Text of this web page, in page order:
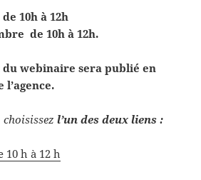
10h à 12h
de 10h à 12h.
du webinaire sera publié en
l’agence.
choisissezl’un des deux liens :
h à 12 h